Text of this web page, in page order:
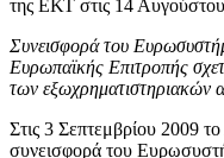
της ΕΚΤ στις 14
Συνεισφορά του
Ευρωπαϊκής Επιτροπής
των εξωχρηματιστηριακών
Στις 3 Σεπτεμβρίου 2009
συνεισφορά του